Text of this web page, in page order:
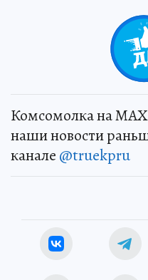
Комсомолка на
наши новости
канале @truekpru